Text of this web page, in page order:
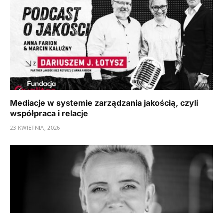
Mediacje w systemie zarządzania jakością, czyli
współpraca i relacje
23 KWIETNIA, 2026